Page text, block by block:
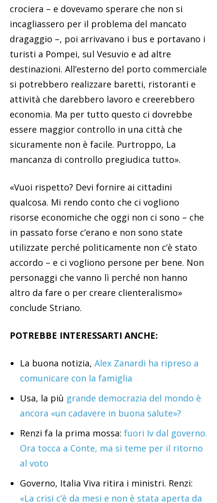
crociera – e dovevamo sperare che non si
incagliassero per il problema del mancato
dragaggio –, poi arrivavano i bus e portavano i
turisti a Pompei, sul Vesuvio e ad altre
destinazioni. All’esterno del porto commerciale
si potrebbero realizzare baretti, ristoranti e
attività che darebbero lavoro e creerebbero
economia. Ma per tutto questo ci dovrebbe
essere maggior controllo in una città che
sicuramente non è facile. Purtroppo, La
mancanza di controllo pregiudica tutto».
«Vuoi rispetto? Devi fornire ai cittadini
qualcosa. Mi rendo conto che ci vogliono
risorse economiche che oggi non ci sono – che
in passato forse c’erano e non sono state
utilizzate perché politicamente non c’è stato
accordo – e ci vogliono persone per bene. Non
personaggi che vanno lì perché non hanno
altro da fare o per creare clienteralismo»
conclude Striano.
POTREBBE INTERESSARTI ANCHE:
La buona notizia, Alex Zanardi ha ripreso a
comunicare con la famiglia
Usa, la più grande democrazia del mondo è
ancora «un cadavere in buona salute»?
Renzi fa la prima mossa: fuori Iv dal governo.
Ora tocca a Conte, ma si teme per il ritorno
al voto
Governo, Italia Viva ritira i ministri. Renzi:
«La crisi c’è da mesi e non è stata aperta da